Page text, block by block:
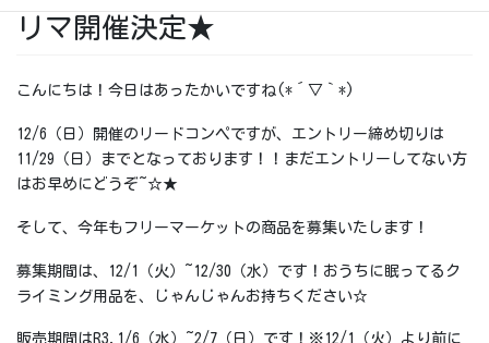
リマ開催決定★
こんにちは！今日はあったかいですね(*´▽｀*)
12/6（日）開催のリードコンペですが、エントリー締め切りは
11/29（日）までとなっております！！まだエントリーしてない方
はお早めにどうぞ~☆★
そして、今年もフリーマーケットの商品を募集いたします！
募集期間は、12/1（火）~12/30（水）です！おうちに眠ってるク
ライミング用品を、じゃんじゃんお持ちください☆
販売期間はR3.1/6（水）~2/7（日）です！※12/1（火）より前に